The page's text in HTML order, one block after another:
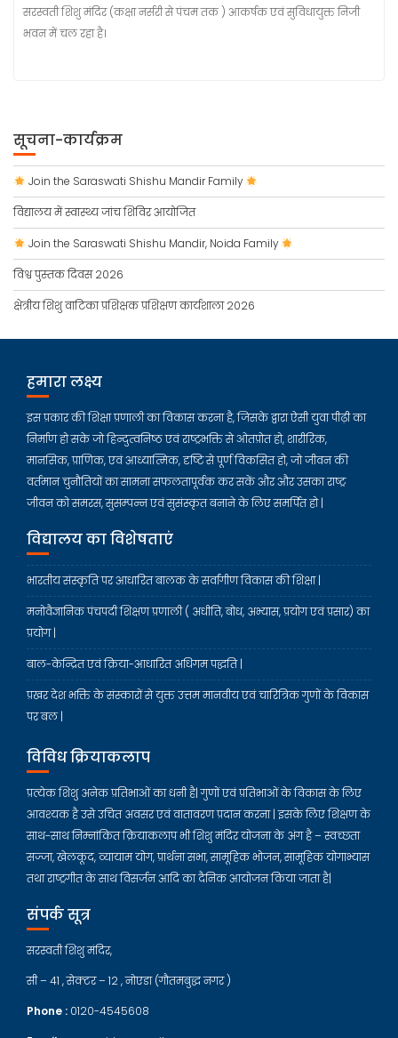
सरस्वती शिशु मंदिर (कक्षा नर्सरी से पंचम तक ) आकर्षक एवं सुविधायुक्त निजी
भवन में चल रहा है।
सूचना-कार्यक्रम
Join the Saraswati Shishu Mandir Family
विद्यालय में स्वास्थ्य जांच शिविर आयोजित
Join the Saraswati Shishu Mandir, Noida Family
विश्व पुस्तक दिवस 2026
क्षेत्रीय शिशु वाटिका प्रशिक्षक प्रशिक्षण कार्यशाला 2026
हमारा लक्ष्य
इस प्रकार की शिक्षा प्रणाली का विकास करना है, जिसके द्वारा ऐसी युवा पीढ़ी का
निर्माण हो सके जो हिन्दुत्वनिष्ठ एवं राष्ट्रभक्ति से ओतप्रोत हो, शारीरिक,
मानसिक, प्राणिक, एवं आध्यात्मिक, दृष्टि से पूर्ण विकसित हो, जो जीवन की
वर्तमान चुनौतियों का सामना सफलतापूर्वक कर सकें और और उसका राष्ट्र
जीवन को समरस, सुसम्पन्न एवं सुसंस्कृत बनाने के लिए समर्पित हो |
विद्यालय का विशेषताएं
भारतीय संस्कृति पर आधारित बालक के सर्वांगीण विकास की शिक्षा |
मनोवैज्ञानिक पंचपदी शिक्षण प्रणाली ( अधीति, बोध, अभ्यास, प्रयोग एवं प्रसार) का
प्रयोग |
बाल-केन्द्रित एवं क्रिया-आधारित अधिगम पद्धति |
प्रखर देश भक्ति के संस्कारों से युक्त उत्तम मानवीय एवं चारित्रिक गुणों के विकास
पर बल |
विविध क्रियाकलाप
प्रत्येक शिशु अनेक प्रतिभाओं का धनी है| गुणों एवं प्रतिभाओं के विकास के लिए
आवश्यक है उसे उचित अवसर एवं वातावरण प्रदान करना | इसके लिए शिक्षण के
साथ-साथ निम्नांकित क्रियाकलाप भी शिशु मंदिर योजना के अंग है – स्वच्छता
सज्जा, खेलकूद, व्यायाम योग, प्रार्थना सभा, सामूहिक भोजन, सामूहिक योगाभ्यास
तथा राष्ट्रगीत के साथ विसर्जन आदि का दैनिक आयोजन किया जाता है|
संपर्क सूत्र
सरस्वती शिशु मंदिर,
सी – 41 , सेक्टर – 12 , नोएडा (गौतमबुद्ध नगर )
Phone : 0120-4545608